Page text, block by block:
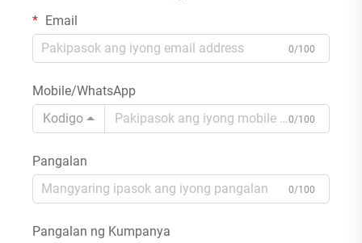
Email
0/100
Mobile/WhatsApp
Kodigo
0/100
Pangalan
0/100
Pangalan ng Kumpanya